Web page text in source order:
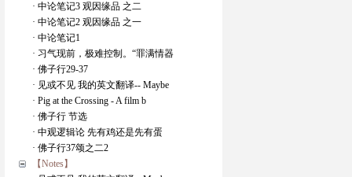
· 中论笔记3 观因缘品 之二
· 中论笔记2 观因缘品 之一
· 中论笔记1
· 习气现前，极难控制。“罪满情器
· 佛子行29-37
· 见或不见 我的英文翻译-- Maybe
· Pig at the Crossing - A film b
· 佛子行 节选
· 中观逻辑论 先有鸡还是先有蛋
· 佛子行37颂之二2
【Notes】